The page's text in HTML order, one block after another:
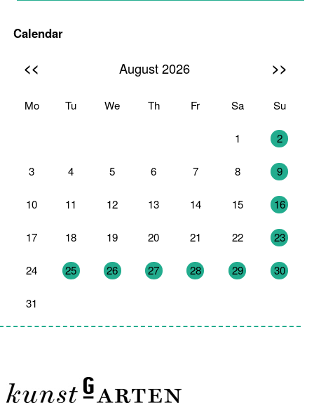
Calendar
<< August 2026 >>
Mo Tu We Th Fr Sa Su
1 2
3 4 5 6 7 8 9
10 11 12 13 14 15 16
17 18 19 20 21 22 23
24 25 26 27 28 29 30
31